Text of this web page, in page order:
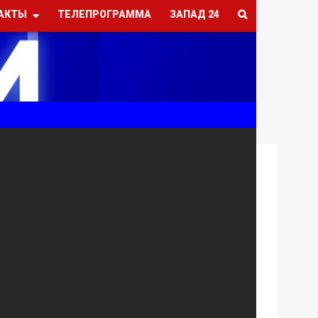
ТЕЛЕПРОГРАММА ЗАПАД 24